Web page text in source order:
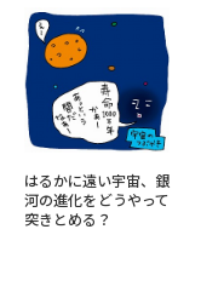
はるかに遠い宇宙、銀
河の進化をどうやって
突きとめる？